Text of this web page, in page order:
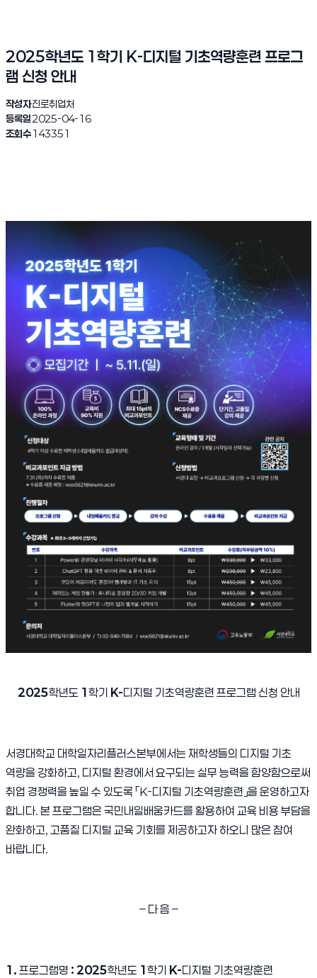
2025학년도 1학기 K-디지털 기초역량훈련 프로그
램 신청 안내
작성자진로취업처
등록일2025-04-16
조회수143351
2025학년도 1 학기 K-디지털 기초역량훈련 프로그램 신청 안내
서경대학교 대학일자리플러스본부에서는 재학생들의 디지털 기초
역량을 강화하고, 디지털 환경에서 요구되는 실무 능력을 함양함으로써
취업 경쟁력을 높일 수 있도록 「 K-디지털 기초역량훈련 」을 운영하고자
합니다. 본 프로그램은 국민내일배움카드를 활용하여 교육 비용 부담을
완화하고, 고품질 디지털 교육 기회를 제공하고자 하오니 많은 참여
바랍니다.
– 다 음 –
1. 프로그램명 : 2025학년도 1 학기 K-디지털 기초역량훈련